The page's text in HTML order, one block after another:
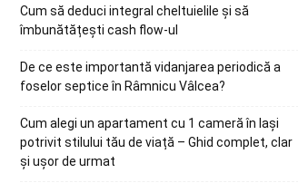
Cum să deduci integral cheltuielile și să
îmbunătățești cash flow-ul
De ce este importantă vidanjarea periodică a
foselor septice în Râmnicu Vâlcea?
Cum alegi un apartament cu 1 cameră în Iași
potrivit stilului tău de viață – Ghid complet, clar
și ușor de urmat